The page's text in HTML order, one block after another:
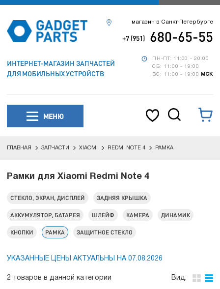
ИНТЕРНЕТ-МАГАЗИН ЗАПЧАСТЕЙ
ДЛЯ МОБИЛЬНЫХ УСТРОЙСТВ
ПН-ПТ: 11:00 - 20:00
СБ: 11:00 - 19:00
ВС: 11:00 - 19:00
МСК
магазин в Санкт-Петербурге
+7 (951) 680-65-55
МЕНЮ
ГЛАВНАЯ ЗАПЧАСТИ XIAOMI REDMI NOTE 4 РАМКА
Рамки для Xiaomi Redmi Note 4
СТЕКЛО, ЭКРАН, ДИСПЛЕЙ ЗАДНЯЯ КРЫШКА
АККУМУЛЯТОР, БАТАРЕЯ ШЛЕЙФ КАМЕРА ДИНАМИК
КНОПКИ РАМКА ЗАЩИТНОЕ СТЕКЛО
УКАЗАННЫЕ ЦЕНЫ АКТУАЛЬНЫ НА 07.08.2026
2 товаров в данной категории Вид: